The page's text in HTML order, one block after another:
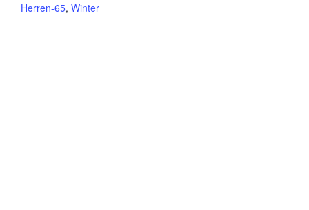
Herren-65, Winter